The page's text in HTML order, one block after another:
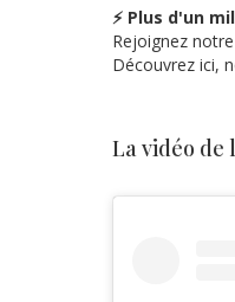
⚡ Plus d'un
Rejoignez
Découvrez ici,
La vidéo de